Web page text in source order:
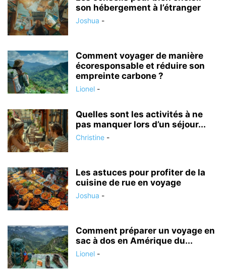
son hébergement à l’étranger
Joshua -
Comment voyager de manière
écoresponsable et réduire son
empreinte carbone ?
Lionel -
Quelles sont les activités à ne
pas manquer lors d’un séjour...
Christine -
Les astuces pour profiter de la
cuisine de rue en voyage
Joshua -
Comment préparer un voyage en
sac à dos en Amérique du...
Lionel -